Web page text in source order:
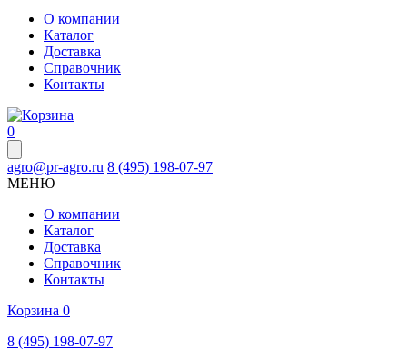
О компании
Каталог
Доставка
Справочник
Контакты
0
agro@pr-agro.ru 8 (495) 198-07-97
МЕНЮ
О компании
Каталог
Доставка
Справочник
Контакты
Корзина 0
8 (495) 198-07-97